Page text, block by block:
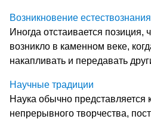
Возникновение естествознания
Иногда отстаивается позиция,
возникло в каменном веке,
накапливать и передавать
Научные традиции
Наука обычно представляется
непрерывного творчества,